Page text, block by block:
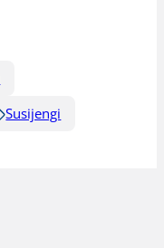
Susijengi